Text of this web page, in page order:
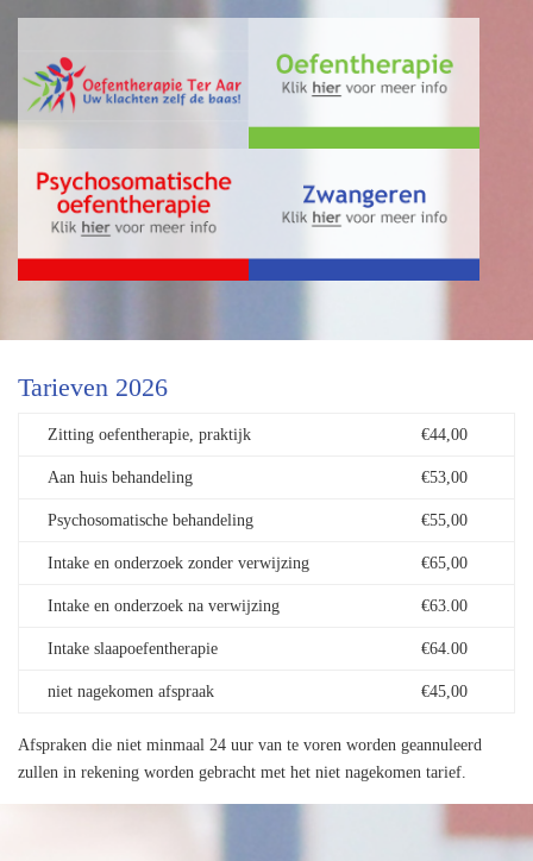
Tarieven 2026
Zitting oefentherapie, praktijk €44,00
Aan huis behandeling €53,00
Psychosomatische behandeling €55,00
Intake en onderzoek zonder verwijzing €65,00
Intake en onderzoek na verwijzing €63.00
Intake slaapoefentherapie €64.00
niet nagekomen afspraak €45,00
Afspraken die niet minmaal 24 uur van te voren worden geannuleerd
zullen in rekening worden gebracht met het niet nagekomen tarief.